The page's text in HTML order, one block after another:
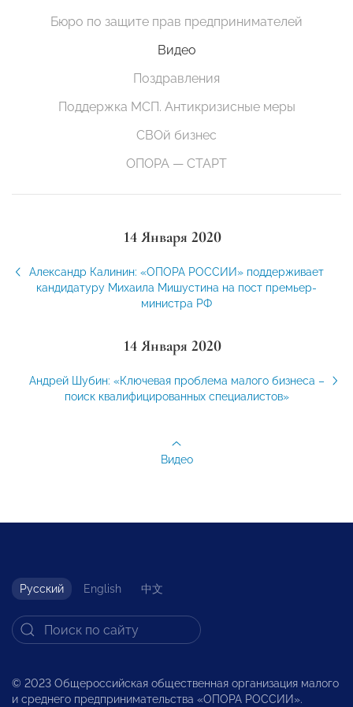
Бюро по защите прав предпринимателей
Видео
Поздравления
Поддержка МСП. Антикризисные меры
СВОй бизнес
ОПОРА — СТАРТ
14 Января 2020
Александр Калинин: «ОПОРА РОССИИ» поддерживает
кандидатуру Михаила Мишустина на пост премьер-
министра РФ
14 Января 2020
Андрей Шубин: «Ключевая проблема малого бизнеса –
поиск квалифицированных специалистов»
Видео
Русский English 中文
© 2023 Общероссийская общественная организация малого
и среднего предпринимательства «ОПОРА РОССИИ».